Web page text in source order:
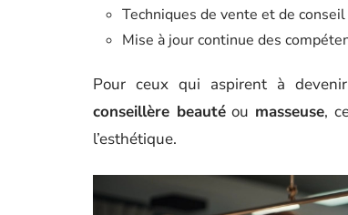
Techniques de vente et de conseil
Mise à jour continue des
Pour ceux qui aspirent à devenir
conseillère beautéou masseuse,
l’esthétique.